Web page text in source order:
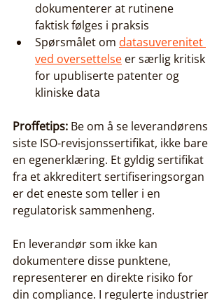
dokumenterer at rutinene
faktisk følges i praksis
Spørsmålet om datasuverenitet
ved oversettelse er særlig kritisk
for upubliserte patenter og
kliniske data
Proffetips: Be om å se leverandørens
siste ISO-revisjonssertifikat, ikke bare
en egenerklæring. Et gyldig sertifikat
fra et akkreditert sertifiseringsorgan
er det eneste som teller i en
regulatorisk sammenheng.
En leverandør som ikke kan
dokumentere disse punktene,
representerer en direkte risiko for
din compliance. I regulerte industrier